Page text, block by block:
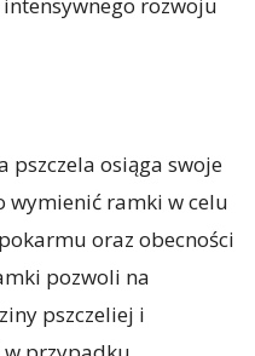
rozwoju
pszczela osiąga swoje
wymienić ramki w celu
oraz obecności
pozwoli na
pszczeliej i